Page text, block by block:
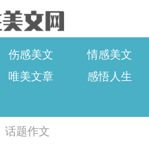
伤感美文
情感美文
唯美文章
感悟人生
话题作文